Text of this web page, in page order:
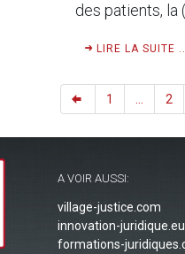
des patients, la
LIRE LA SUITE
1 ... 2
A VOIR AUSSI:
village-justice.com
innovation-juridique.eu
formations-